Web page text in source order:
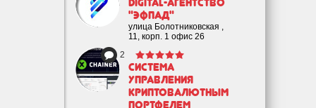
Digital-агентство
"Эфпад"
улица Болотниковская ,
11, корп. 1 офис 26
2
Cистема
управления
криптовалютным
портфелем